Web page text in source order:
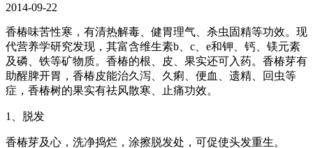
2014-09-22
香椿味苦性寒，有清热解毒、健胃理气、杀虫固精等功效。现
代营养学研究发现，其富含维生素b、c、e和钾、钙、镁元素
及磷、铁等矿物质。香椿的根、皮、果实还可入药。香椿芽有
助醒脾开胃，香椿皮能治久泻、久痢、便血、遗精、回虫等
症，香椿树的果实有祛风散寒、止痛功效。
1、脱发
香椿芽及心，洗净捣烂，涂擦脱发处，可促使头发重生。